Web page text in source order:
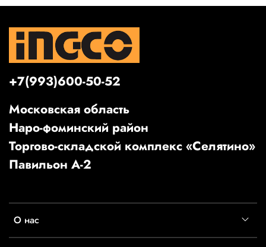
О нас
+7(993)600-50-52
Московская область
Наро-фоминский район
Торгово-складской комплекс «Селятино»
Павильон А-2